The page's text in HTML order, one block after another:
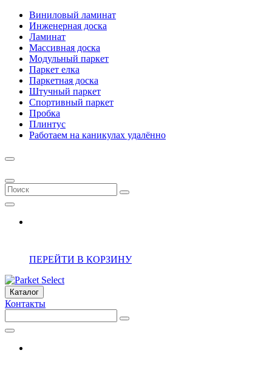
Виниловый ламинат
Инженерная доска
Ламинат
Массивная доска
Модульный паркет
Паркет елка
Паркетная доска
Штучный паркет
Спортивный паркет
Пробка
Плинтус
Работаем на каникулах удалённо
ПЕРЕЙТИ В КОРЗИНУ
Каталог
Контакты